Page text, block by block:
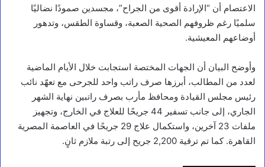
الاعتصام أن “الإرادة أقوى من الجراح”، مجسدين صمودًا نضاليًا
سلميًا رغم ظروفهم الصحية الصعبة، وقساوة الطقس، وتدهور
أوضاعهم المعيشية.
وأوضح البيان أن الجهات المختصة استجابت خلال الأيام الماضية
لعدد من المطالب، أبرزها صرف راتب واحد للجرحى مع تعهّد نائب
رئيس مجلس القيادة ومحافظ مأرب بصرف راتبين نهاية الشهر
الجاري، إلى جانب تسفير 44 جريحًا للعلاج في الخارج، وتجهيز
ملفات 23 آخرين، واستكمال علاج 29 جريحًا في العاصمة المصرية
القاهرة. كما تم ترقية 2,200 جريح إلى رتبة ملازم ثانٍ.